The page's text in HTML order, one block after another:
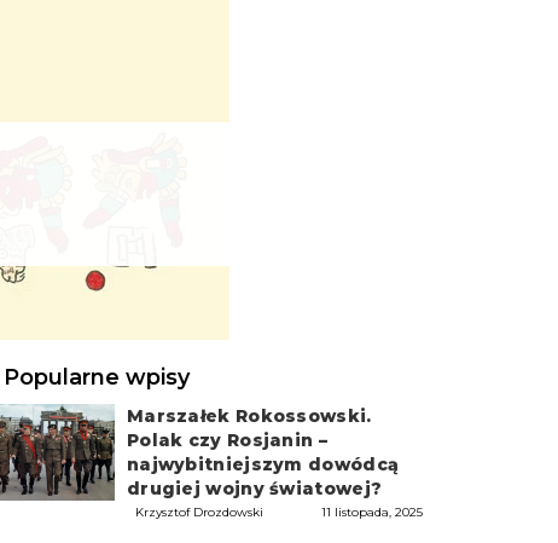
Popularne wpisy
Marszałek Rokossowski.
Polak czy Rosjanin –
najwybitniejszym dowódcą
drugiej wojny światowej?
Krzysztof Drozdowski 11 listopada, 2025